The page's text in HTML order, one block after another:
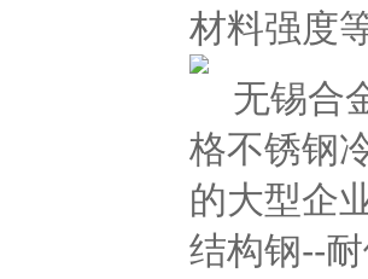
材料强度
无锡合
格不锈钢
的大型企
结构钢--